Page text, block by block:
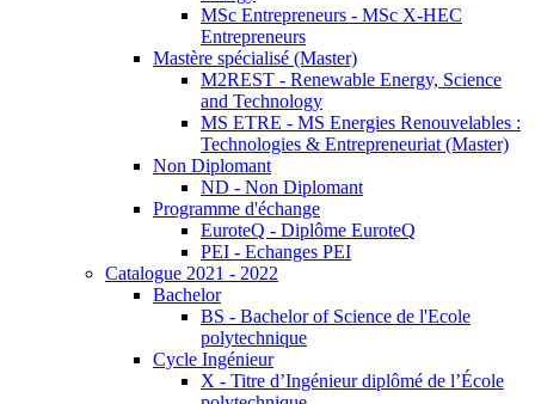
MSc Entrepreneurs - MSc X-HEC
Entrepreneurs
Mastère spécialisé (Master)
M2REST - Renewable Energy, Science
and Technology
MS ETRE - MS Energies Renouvelables :
Technologies & Entrepreneuriat (Master)
Non Diplomant
ND - Non Diplomant
Programme d'échange
EuroteQ - Diplôme EuroteQ
PEI - Echanges PEI
Catalogue 2021 - 2022
Bachelor
BS - Bachelor of Science de l'Ecole
polytechnique
Cycle Ingénieur
X - Titre d’Ingénieur diplômé de l’École